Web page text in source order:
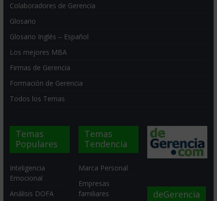
Colaboradores de Gerencia
Glosario
Glosario Inglés – Español
Los mejores MBA
Firmas de Gerencia
Formación de Gerencia
Todos los Temas
Temas
Populares
Inteligencia
Emocional
Análisis DOFA
Temas
Tendencia
Marca Personal
Empresas
familiares
deGerencia